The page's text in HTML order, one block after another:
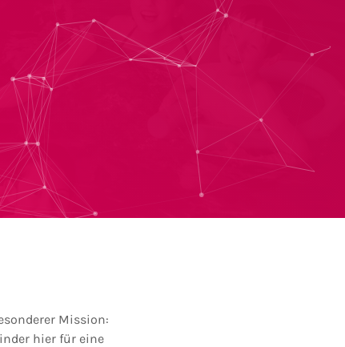
Mission:
hier für eine